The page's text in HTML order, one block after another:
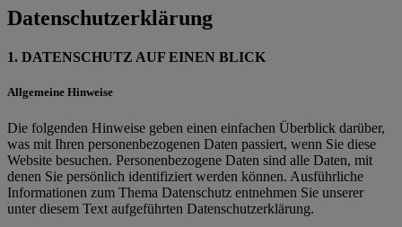
Datenschutzerklärung
1. DATENSCHUTZ AUF EINEN BLICK
Allgemeine Hinweise
Die folgenden Hinweise geben einen einfachen Überblick darüber,
was mit Ihren personenbezogenen Daten passiert, wenn Sie diese
Website besuchen. Personenbezogene Daten sind alle Daten, mit
denen Sie persönlich identifiziert werden können. Ausführliche
Informationen zum Thema Datenschutz entnehmen Sie unserer
unter diesem Text aufgeführten Datenschutzerklärung.